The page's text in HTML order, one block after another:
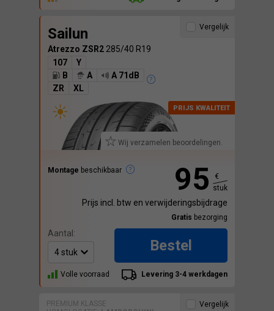
Sailun
Atrezzo ZSR2 285/40 R19
107
Y
B
A
A 71dB
ZR
XL
Wij verzamelen beoordelingen.
Montage beschikbaar
Vergelijk
95
€
stuk
Prijs incl. btw en verwijderingsbijdrage
Gratis bezorging
Aantal:
Bestel
Volle voorraad Levering 3-4 werkdagen
PREMIUM KLASSE
Vergelijk